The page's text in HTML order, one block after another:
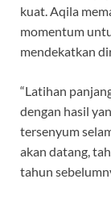
kuat. Aqila
momentum
mendekatkan
“Latihan
dengan hasil
tersenyum
akan datang,
tahun